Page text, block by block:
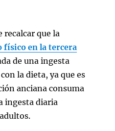
recalcar que la
físico en la tercera
de una ingesta
la dieta, ya que es
anciana consuma
ingesta diaria